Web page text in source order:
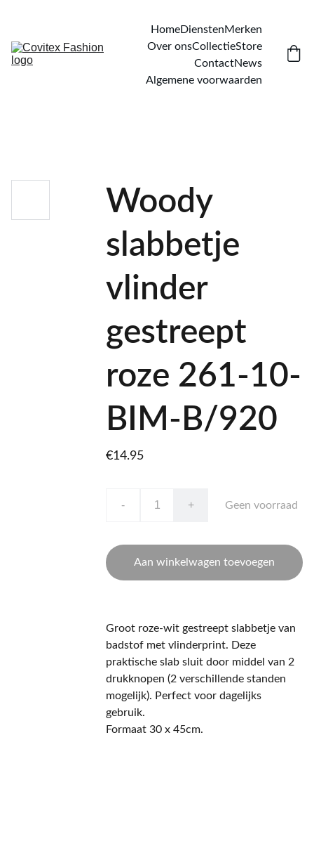
HomeDienstenMerken
Over onsCollectieStore
ContactNews
Algemene voorwaarden
Woody
slabbetje
vlinder
gestreept
roze 261-10-
BIM-B/920
€14.95
- + Geen voorraad
Aan winkelwagen toevoegen
Groot roze-wit gestreept slabbetje van
badstof met vlinderprint. Deze
praktische slab sluit door middel van 2
drukknopen (2 verschillende standen
mogelijk). Perfect voor dagelijks
gebruik.
Formaat 30 x 45cm.